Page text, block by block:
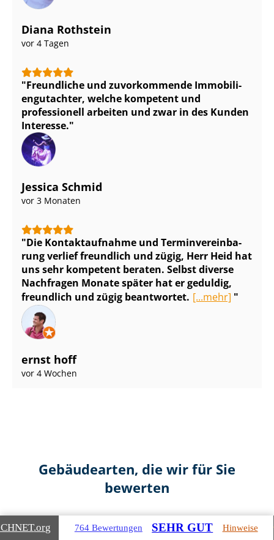
Diana Rothstein
vor 4 Tagen
Freundliche und zuvorkommende Im­mo­bi­li­
en­gut­ach­ter, welche kompetent und
professionell arbeiten und zwar in des Kunden
Interesse.
Jessica Schmid
vor 3 Monaten
Die Kontaktaufnahme und Ter­min­ver­ein­ba­
rung verlief freundlich und zügig, Herr Heid hat
uns sehr kompetent beraten. Selbst diverse
Nachfragen Monate später hat er geduldig,
freundlich und zügig beantwortet. [...mehr]
ernst hoff
vor 4 Wochen
Gebäudearten, die wir für Sie
bewerten
.org 764 Bewertungen SEHR GUT Hinweise